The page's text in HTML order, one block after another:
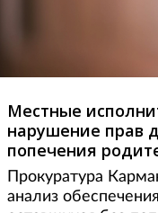
Местные
нарушение прав
попечения
Прокуратура
анализ